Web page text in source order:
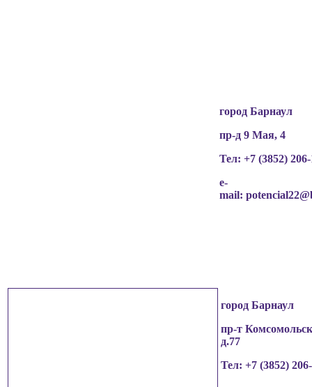
город Барнаул
пр-д 9 Мая, 4
Тел: +7 (3852)
e-
mail:
город Барнаул
пр-т
д.77
Тел: +7 (3852)